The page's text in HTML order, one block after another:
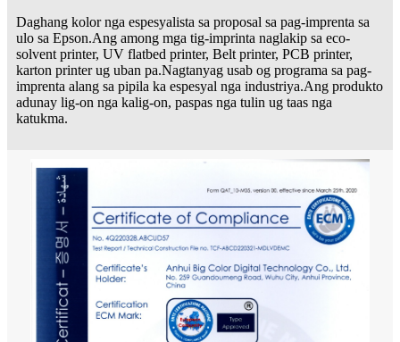
Daghang kolor nga espesyalista sa proposal sa pag-imprenta sa
ulo sa Epson.Ang among mga tig-imprinta naglakip sa eco-
solvent printer, UV flatbed printer, Belt printer, PCB printer,
karton printer ug uban pa.Nagtanyag usab og programa sa pag-
imprenta alang sa pipila ka espesyal nga industriya.Ang produkto
adunay lig-on nga kalig-on, paspas nga tulin ug taas nga
katukma.